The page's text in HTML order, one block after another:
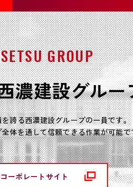
GROUP
濃建設グルー
誇る西濃建設グループの一員です。
体を通して信頼できる作業が可能で
ーポレートサイト